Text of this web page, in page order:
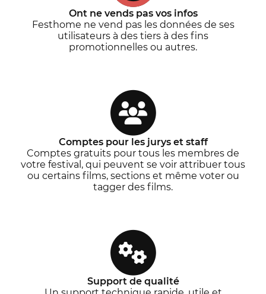
Ont ne vends pas vos infos
Festhome ne vend pas les données de ses
utilisateurs à des tiers à des fins
promotionnelles ou autres.
Comptes pour les jurys et staff
Comptes gratuits pour tous les membres de
votre festival, qui peuvent se voir attribuer tous
ou certains films, sections et même voter ou
tagger des films.
Support de qualité